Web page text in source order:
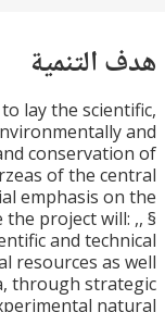
is to lay the
for
and
varzeas of the
special emphasis
the project
scientific and
resources
through
experimental